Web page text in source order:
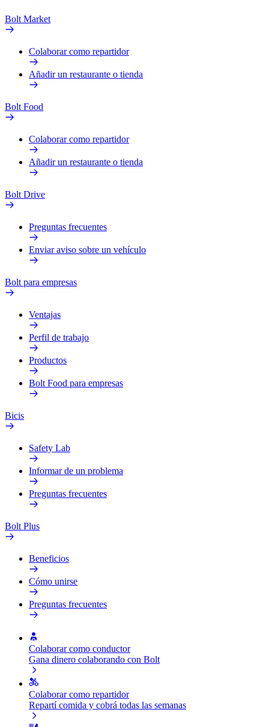
Bolt Market
Colaborar como repartidor
Añadir un restaurante o tienda
Bolt Food
Colaborar como repartidor
Añadir un restaurante o tienda
Bolt Drive
Preguntas frecuentes
Enviar aviso sobre un vehículo
Bolt para empresas
Ventajas
Perfil de trabajo
Productos
Bolt Food para empresas
Bicis
Safety Lab
Informar de un problema
Preguntas frecuentes
Bolt Plus
Beneficios
Cómo unirse
Preguntas frecuentes
Colaborar como conductor
Gana dinero colaborando con Bolt
Colaborar como repartidor
Repartí comida y cobrá todas las semanas